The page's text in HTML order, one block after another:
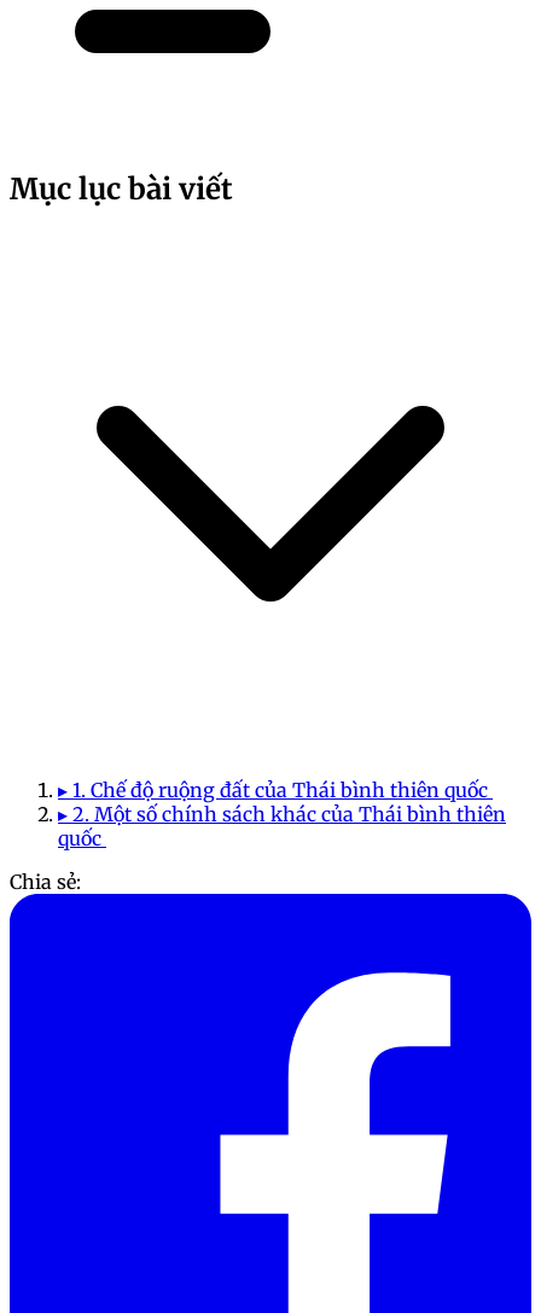
Mục lục bài viết
▸ 1. Chế độ ruộng đất của Thái bình thiên quốc
▸ 2. Một số chính sách khác của Thái bình thiên
quốc
Chia sẻ: